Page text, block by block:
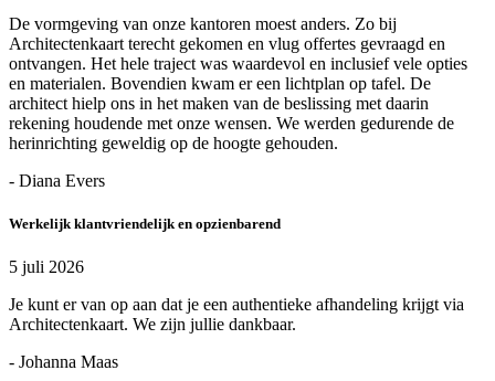
De vormgeving van onze kantoren moest anders. Zo bij
Architectenkaart terecht gekomen en vlug offertes gevraagd en
ontvangen. Het hele traject was waardevol en inclusief vele opties
en materialen. Bovendien kwam er een lichtplan op tafel. De
architect hielp ons in het maken van de beslissing met daarin
rekening houdende met onze wensen. We werden gedurende de
herinrichting geweldig op de hoogte gehouden.
- Diana Evers
Werkelijk klantvriendelijk en opzienbarend
5 juli 2026
Je kunt er van op aan dat je een authentieke afhandeling krijgt via
Architectenkaart. We zijn jullie dankbaar.
- Johanna Maas